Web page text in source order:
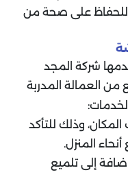
للحفاظ على صحة من
شركة المجد
من العمالة المدربة
وذلك للتأكد
المنزل.
إلى تلميع